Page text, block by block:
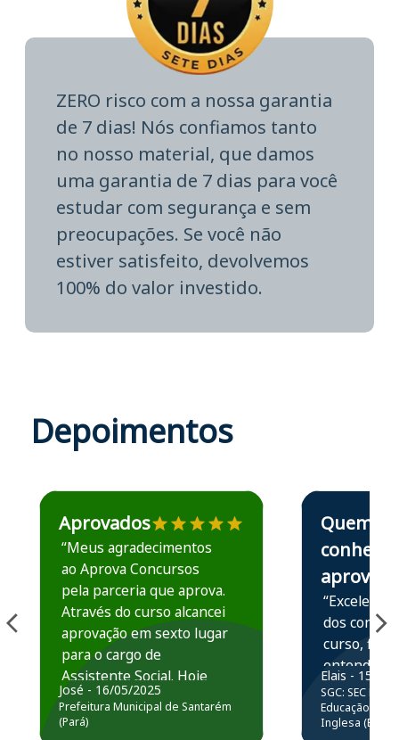
ZERO risco com a nossa garantia
de 7 dias! Nós confiamos tanto
no nosso material, que damos
uma garantia de 7 dias para você
estudar com segurança e sem
preocupações. Se você não
estiver satisfeito, devolvemos
100% do valor investido.
Depoimentos
Estudante José recomenda o Aprova Concursos em
Aprovados
“Meus agradecimentos
ao Aprova Concursos
pela parceria que aprova.
Através do curso alcancei
aprovação em sexto lugar
para o cargo de
Assistente Social. Hoje
estou atuando na
Prefeitura de Santarém.
José - 16/05/2025
Prefeitura Municipal de Santarém
(Pará)
Estudante Elais
Quem
conhece,
aprova
“Excelente
dos
curso,
entender e
prática
resolução
questões.”
Elais - 15/07/
SGC: SEC BA
Educação
Inglesa (Edital